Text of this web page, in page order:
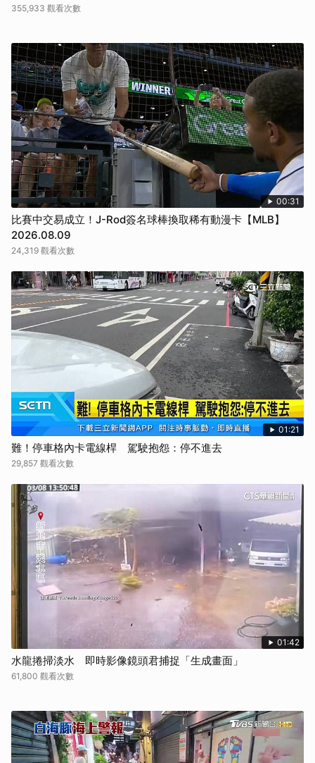
355,933 觀看次數
00:31
比賽中交易成立！J-Rod簽名球棒換取稀有動漫卡【MLB】
2026.08.09
24,319 觀看次數
01:21
難！停車格內卡電線桿 駕駛抱怨：停不進去
29,857 觀看次數
01:42
水龍捲掃淡水 即時影像鏡頭君捕捉「生成畫面」
61,800 觀看次數